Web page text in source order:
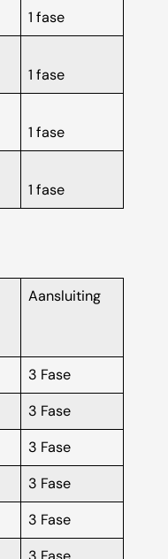
1 fase
1 fase
1 fase
1 fase
Aansluiting
3 Fase
3 Fase
3 Fase
3 Fase
3 Fase